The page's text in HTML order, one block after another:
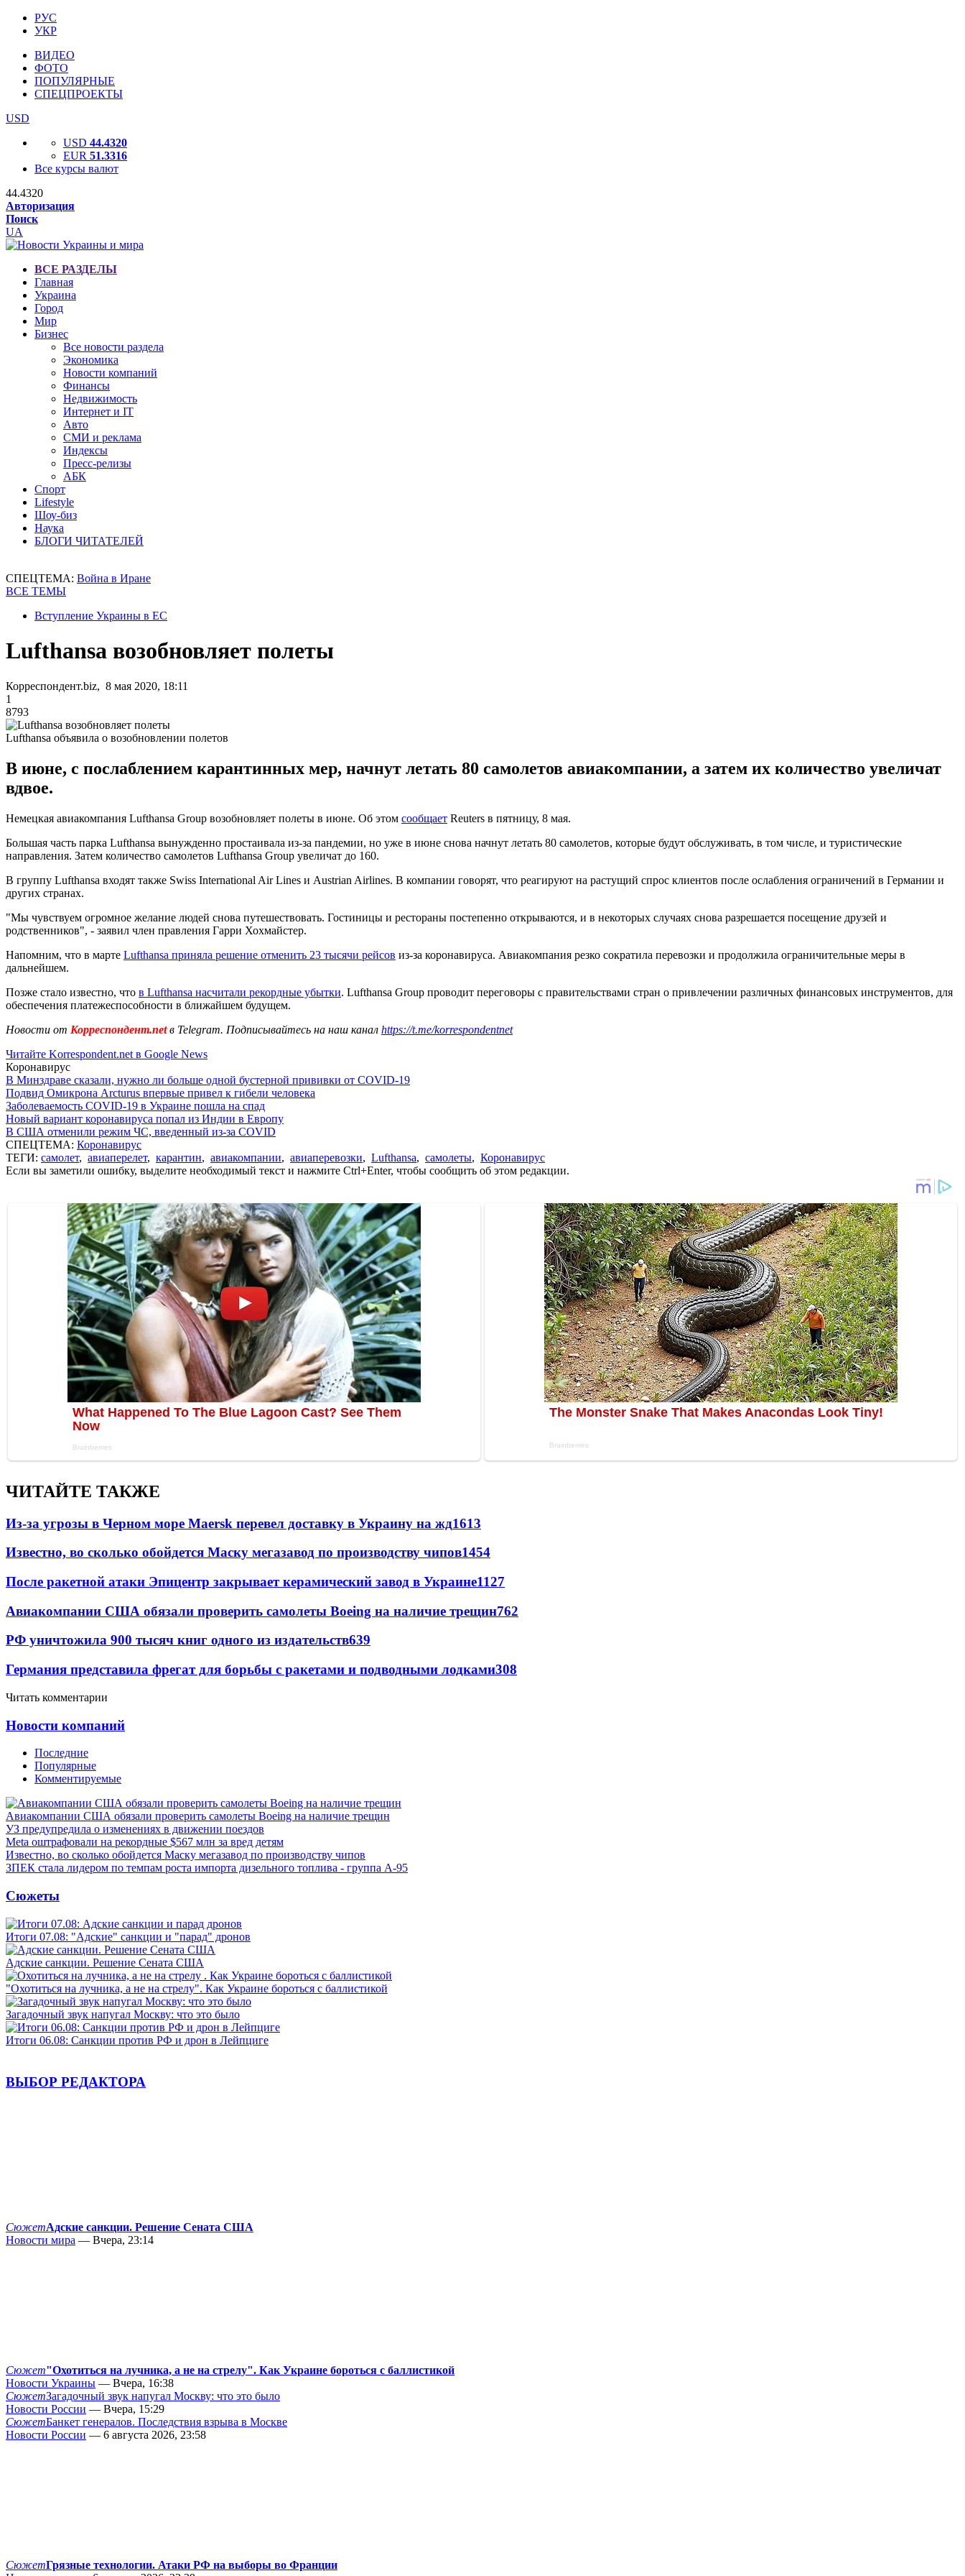
РУС
УКР
ВИДЕО
ФОТО
ПОПУЛЯРНЫЕ
СПЕЦПРОЕКТЫ
USD
USD 44.4320
EUR 51.3316
Все курсы валют
44.4320
Авторизация
Поиск
UA
ВСЕ РАЗДЕЛЫ
Главная
Украина
Город
Мир
Бизнес
Все новости раздела
Экономика
Новости компаний
Финансы
Недвижимость
Интернет и IT
Авто
СМИ и реклама
Индексы
Пресс-релизы
АБК
Спорт
Lifestyle
Шоу-биз
Наука
БЛОГИ ЧИТАТЕЛЕЙ
СПЕЦТЕМА: Война в Иране
ВСЕ ТЕМЫ
Вступление Украины в ЕС
Lufthansa возобновляет полеты
Корреспондент.biz, 8 мая 2020, 18:11
1
8793
Lufthansa объявила о возобновлении полетов
В июне, с послаблением карантинных мер, начнут летать 80 самолетов авиакомпании, а затем их количество увеличат
вдвое.
Немецкая авиакомпания Lufthansa Group возобновляет полеты в июне. Об этом сообщает Reuters в пятницу, 8 мая.
Большая часть парка Lufthansa вынужденно простаивала из-за пандемии, но уже в июне снова начнут летать 80 самолетов, которые будут обслуживать, в том числе, и туристические
направления. Затем количество самолетов Lufthansa Group увеличат до 160.
В группу Lufthansa входят также Swiss International Air Lines и Austrian Airlines. В компании говорят, что реагируют на растущий спрос клиентов после ослабления ограничений в Германии и
других странах.
"Мы чувствуем огромное желание людей снова путешествовать. Гостиницы и рестораны постепенно открываются, и в некоторых случаях снова разрешается посещение друзей и
родственников", - заявил член правления Гарри Хохмайстер.
Напомним, что в марте Lufthansa приняла решение отменить 23 тысячи рейсов из-за коронавируса. Авиакомпания резко сократила перевозки и продолжила ограничительные меры в
дальнейшем.
Позже стало известно, что в Lufthansa насчитали рекордные убытки. Lufthansa Group проводит переговоры с правительствами стран о привлечении различных финансовых инструментов, для
обеспечения платежеспособности в ближайшем будущем.
Новости от Корреспондент.netв Telegram. Подписывайтесь на наш канал https://t.me/korrespondentnet
Читайте Korrespondent.net в Google News
Коронавирус
В Минздраве сказали, нужно ли больше одной бустерной прививки от COVID-19
Подвид Омикрона Arcturus впервые привел к гибели человека
Заболеваемость COVID-19 в Украине пошла на спад
Новый вариант коронавируса попал из Индии в Европу
В США отменили режим ЧС, введенный из-за COVID
СПЕЦТЕМА: Коронавирус
ТЕГИ: самолет, авиаперелет, карантин, авиакомпании, авиаперевозки, Lufthansa, самолеты, Коронавирус
Если вы заметили ошибку, выделите необходимый текст и нажмите Ctrl+Enter, чтобы сообщить об этом редакции.
ЧИТАЙТЕ ТАКЖЕ
Из-за угрозы в Черном море Maersk перевел доставку в Украину на жд1613
Известно, во сколько обойдется Маску мегазавод по производству чипов1454
После ракетной атаки Эпицентр закрывает керамический завод в Украине1127
Авиакомпании США обязали проверить самолеты Boeing на наличие трещин762
РФ уничтожила 900 тысяч книг одного из издательств639
Германия представила фрегат для борьбы с ракетами и подводными лодками308
Читать комментарии
Новости компаний
Последние
Популярные
Комментируемые
Авиакомпании США обязали проверить самолеты Boeing на наличие трещин
УЗ предупредила о изменениях в движении поездов
Meta оштрафовали на рекордные $567 млн за вред детям
Известно, во сколько обойдется Маску мегазавод по производству чипов
ЗПЕК стала лидером по темпам роста импорта дизельного топлива - группа А-95
Сюжеты
Итоги 07.08: "Адские" санкции и "парад" дронов
Адские санкции. Решение Сената США
"Охотиться на лучника, а не на стрелу". Как Украине бороться с баллистикой
Загадочный звук напугал Москву: что это было
Итоги 06.08: Санкции против РФ и дрон в Лейпциге
ВЫБОР РЕДАКТОРА
СюжетАдские санкции. Решение Сената США
Новости мира — Вчера, 23:14
Сюжет"Охотиться на лучника, а не на стрелу". Как Украине бороться с баллистикой
Новости Украины — Вчера, 16:38
СюжетЗагадочный звук напугал Москву: что это было
Новости России — Вчера, 15:29
СюжетБанкет генералов. Последствия взрыва в Москве
Новости России — 6 августа 2026, 23:58
СюжетГрязные технологии. Атаки РФ на выборы во Франции